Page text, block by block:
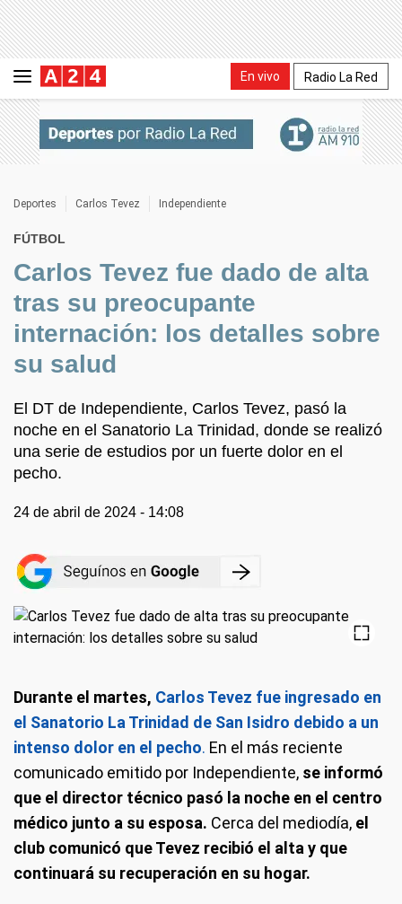
En vivo Radio La Red
Deportes Carlos Tevez Independiente
FÚTBOL
Carlos Tevez fue dado de alta
tras su preocupante
internación: los detalles sobre
su salud
El DT de Independiente, Carlos Tevez, pasó la
noche en el Sanatorio La Trinidad, donde se realizó
una serie de estudios por un fuerte dolor en el
pecho.
24 de abril de 2024 - 14:08
Durante el martes, Carlos Tevez fue ingresado en
el Sanatorio La Trinidad de San Isidro debido a un
intenso dolor en el pecho. En el más reciente
comunicado emitido por Independiente, se informó
que el director técnico pasó la noche en el centro
médico junto a su esposa. Cerca del mediodía, el
club comunicó que Tevez recibió el alta y que
continuará su recuperación en su hogar.